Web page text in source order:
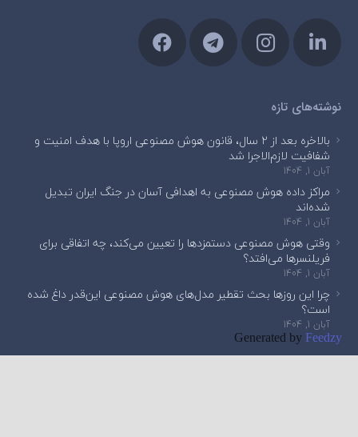
نوشته‌های تازه
بالاخره بعد از ۲ سال، قانون هوش مصنوعی اروپا با هدف امنیت و
شفافیت لازم‌الاجرا شد
آبان 1, 1404
مراکز داده هوش مصنوعی به اهدافی آسان در جنگ ایران تبدیل
شده‌اند
آبان 1, 1404
وقتی هوش مصنوعی دستمزدها را تعیین می‌کند، چه اتفاقی برای
فریلنسرها می‌افتد؟
آبان 1, 1404
چرا این روزها بحث تقطیر مدل‌های هوش مصنوعی این‌قدر داغ شده
است؟
آبان 1, 1404
Generated by Feedzy